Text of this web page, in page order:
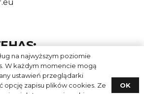
na najwyższym poziomie
W każdym momencie mogą
ustawień przeglądarki
opcję zapisu plików cookies. Ze
OK